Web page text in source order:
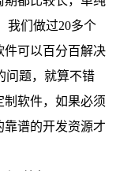
我们做过20多个
可以百分百解决
问题，就算不错
软件，如果必须
谱的开发资源才